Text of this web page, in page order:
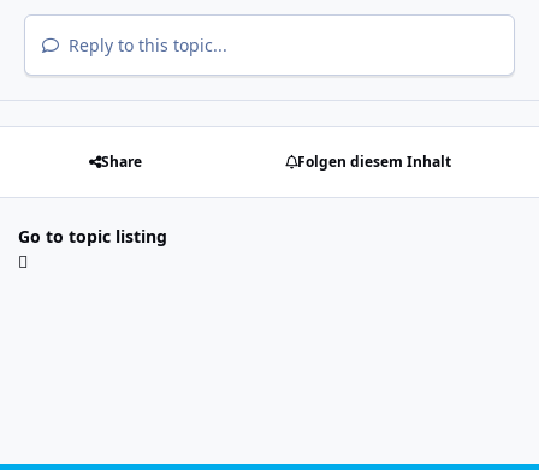
Reply to this topic...
Share Folgen diesem Inhalt
Go to topic listing